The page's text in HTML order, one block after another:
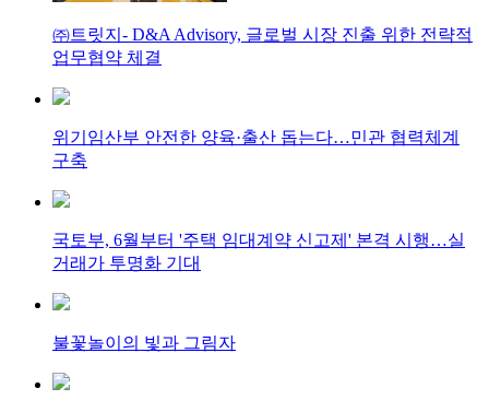
㈜트릿지- D&A Advisory, 글로벌 시장 진출 위한 전략적
업무협약 체결
위기임산부 안전한 양육·출산 돕는다…민관 협력체계
구축
국토부, 6월부터 '주택 임대계약 신고제' 본격 시행…실
거래가 투명화 기대
불꽃놀이의 빛과 그림자